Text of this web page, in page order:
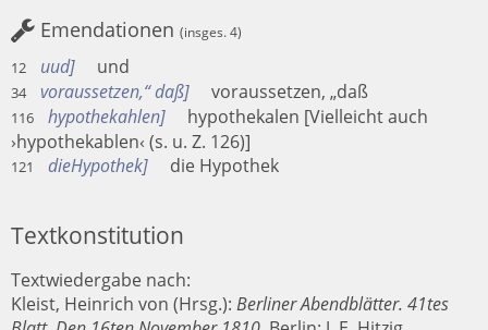
Emendationen (insges. 4)
12 uud und
34 voraussetzen,“ daß voraussetzen, „daß
116 hypothekahlen hypothekalen Vielleicht auch
›hypothekablen‹ (s. u. Z. 126)
121 dieHypothek die Hypothek
Textkonstitution
Textwiedergabe nach:
Kleist, Heinrich von (Hrsg.): Berliner Abendblätter. 41tes